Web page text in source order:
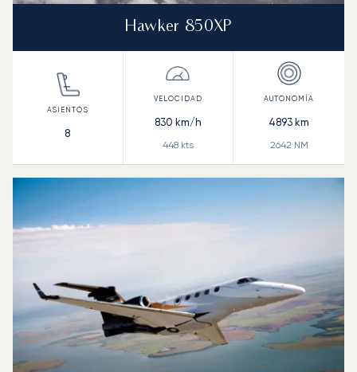
Hawker 850XP
8
830 km/h
448kts
4893 km
2642 NM